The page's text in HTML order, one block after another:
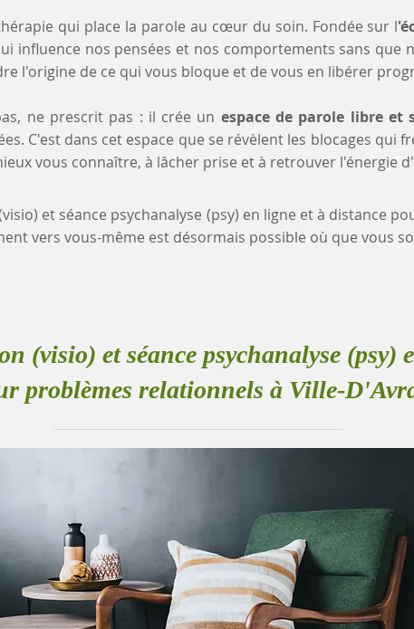
qui place la parole au cœur du soin. Fondée sur l
influence nos pensées et nos comportements sans que
l'origine de ce qui vous bloque et de vous en libérer
ne prescrit pas : il crée un espace de parole libre et
C'est dans cet espace que se révèlent les blocages qui
vous connaître, à lâcher prise et à retrouver l'énergie
et séance psychanalyse (psy) en ligne et à distance
vers vous-même est désormais possible où que vous
(visio) et séance psychanalyse (psy)
problèmes relationnels à Ville-